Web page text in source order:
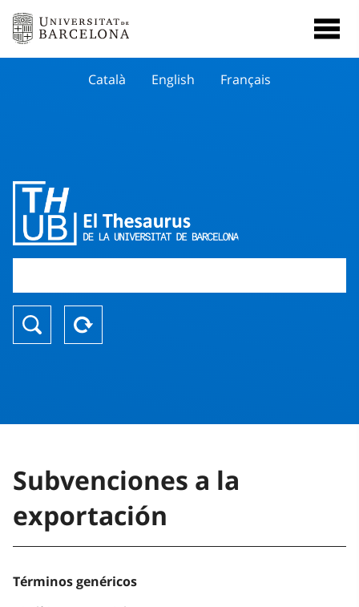
Català English Français
Subvenciones a la
exportación
Términos genéricos